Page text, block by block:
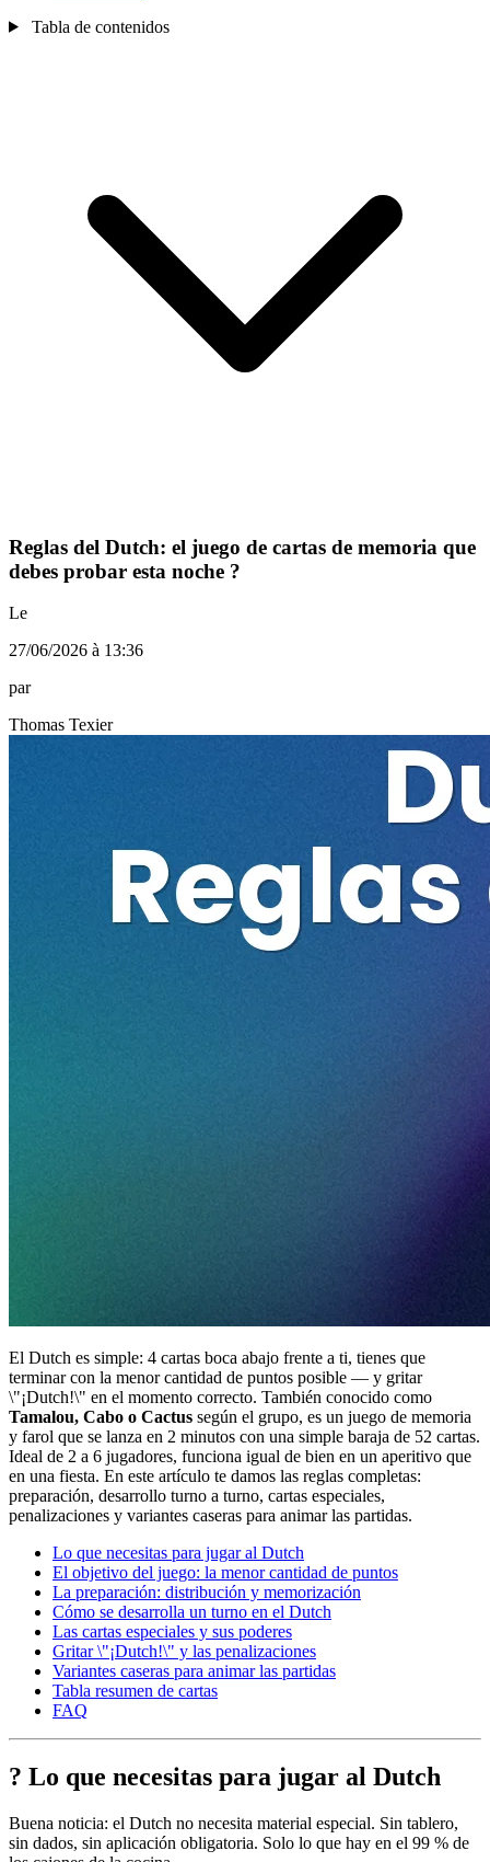
Tabla de contenidos
Reglas del Dutch: el juego de cartas de memoria que
debes probar esta noche ?
Le
27/06/2026 à 13:36
par
Thomas Texier
El Dutch es simple: 4 cartas boca abajo frente a ti, tienes que
terminar con la menor cantidad de puntos posible — y gritar
\"¡Dutch!\" en el momento correcto. También conocido como
Tamalou, Cabo o Cactus según el grupo, es un juego de memoria
y farol que se lanza en 2 minutos con una simple baraja de 52 cartas.
Ideal de 2 a 6 jugadores, funciona igual de bien en un aperitivo que
en una fiesta. En este artículo te damos las reglas completas:
preparación, desarrollo turno a turno, cartas especiales,
penalizaciones y variantes caseras para animar las partidas.
Lo que necesitas para jugar al Dutch
El objetivo del juego: la menor cantidad de puntos
La preparación: distribución y memorización
Cómo se desarrolla un turno en el Dutch
Las cartas especiales y sus poderes
Gritar \"¡Dutch!\" y las penalizaciones
Variantes caseras para animar las partidas
Tabla resumen de cartas
FAQ
? Lo que necesitas para jugar al Dutch
Buena noticia: el Dutch no necesita material especial. Sin tablero,
sin dados, sin aplicación obligatoria. Solo lo que hay en el 99 % de